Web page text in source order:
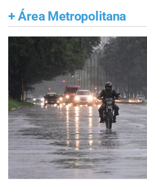
+ Área Metropolitana